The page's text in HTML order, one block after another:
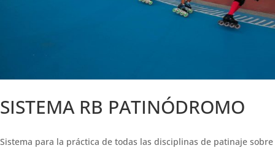
SISTEMA RB PATINÓDROMO
Sistema para la práctica de todas las disciplinas de patinaje sobre